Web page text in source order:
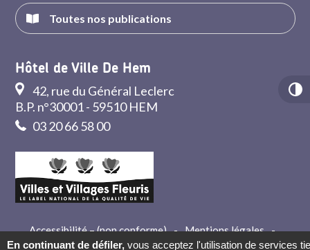
Toutes nos publications
Hôtel de Ville De Hem
42, rue du Général Leclerc
B.P. n°30001 - 59510 HEM
03 20 66 58 00
Accessibilité – (non conforme) - Mentions légales -
Crédits
- Contact
En continuant de défiler, vous acceptez l'utilisation de services